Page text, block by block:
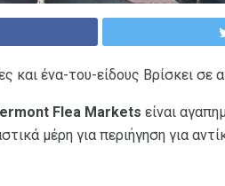
και ένα-του-είδους Βρίσκει
Flea Markets είναι
μέρη για περιήγηση για